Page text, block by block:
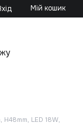
Мій кошик
H48mm, LED 18W,